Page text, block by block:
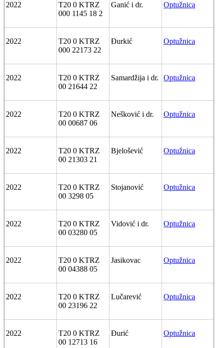
2022
T20 0 KTRZ
000 1145 18 2
Ganić i dr. Optužnica
2022
T20 0 KTRZ
000 22173 22
Đurkić Optužnica
2022
T20 0 KTRZ
00 21644 22
Samardžija i dr. Optužnica
2022
T20 0 KTRZ
00 00687 06
Nešković i dr. Optužnica
2022
T20 0 KTRZ
00 21303 21
Bjelošević Optužnica
2022
T20 0 KTRZ
00 3298 05
Stojanović Optužnica
2022
T20 0 KTRZ
00 03280 05
Vidović i dr. Optužnica
2022
T20 0 KTRZ
00 04388 05
Jasikovac Optužnica
2022
T20 0 KTRZ
00 23196 22
Lučarević Optužnica
2022
T20 0 KTRZ
00 12713 16
Đurić Optužnica